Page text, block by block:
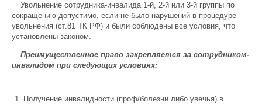
Увольнение сотрудника-инвалида 1-й, 2-й или 3-й группы по
сокращению допустимо, если не было нарушений в процедуре
увольнения (ст.81 ТК РФ) и были соблюдены все условия, что
установлены законом.
Преимущественное право закрепляется за сотрудником-
инвалидом при следующих условиях:
Получение инвалидности (проф/болезни либо увечья) в